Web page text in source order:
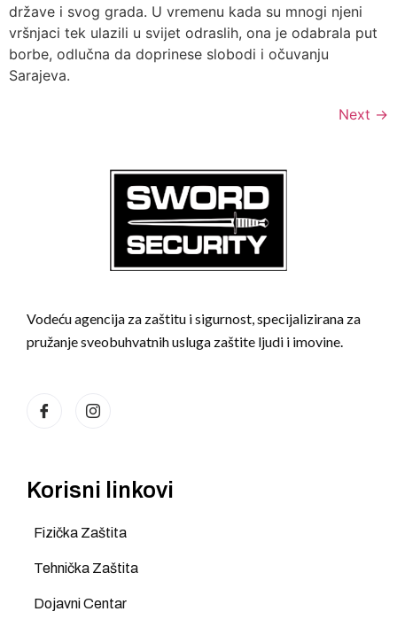
države i svog grada. U vremenu kada su mnogi njeni
vršnjaci tek ulazili u svijet odraslih, ona je odabrala put
borbe, odlučna da doprinese slobodi i očuvanju
Sarajeva.
Next →
Vodeću agencija za zaštitu i sigurnost, specijalizirana za
pružanje sveobuhvatnih usluga zaštite ljudi i imovine.
Korisni linkovi
Fizička Zaštita
Tehnička Zaštita
Dojavni Centar